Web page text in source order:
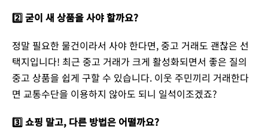
2️⃣ 굳이 새 상품을 사야 할까요?
정말 필요한 물건이라서 사야 한다면, 중고 거래도 괜찮은 선
택지입니다! 최근 중고 거래가 크게 활성화되면서 좋은 질의
중고 상품을 쉽게 구할 수 있습니다. 이웃 주민끼리 거래한다
면 교통수단을 이용하지 않아도 되니 일석이조겠죠?
3️⃣ 쇼핑 말고, 다른 방법은 어떨까요?